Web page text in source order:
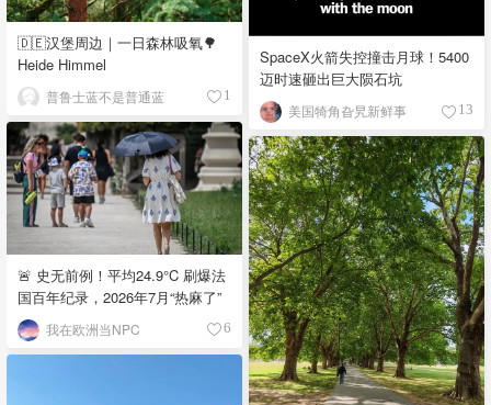
SpaceX火箭失控撞击月球！5400
迈时速砸出巨大陨石坑
美国犄角旮旯新鲜事 13
🇩🇪汉堡周边｜一日森林吸氧🌳
Heide Himmel
普鲁士蓝不是普通蓝 1
🚨 史无前例！平均24.9°C 刷爆法
国百年纪录，2026年7月“热麻了”
我在欧洲当NPC 6